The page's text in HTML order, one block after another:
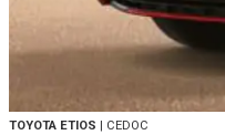
TOYOTA ETIOS | CEDOC